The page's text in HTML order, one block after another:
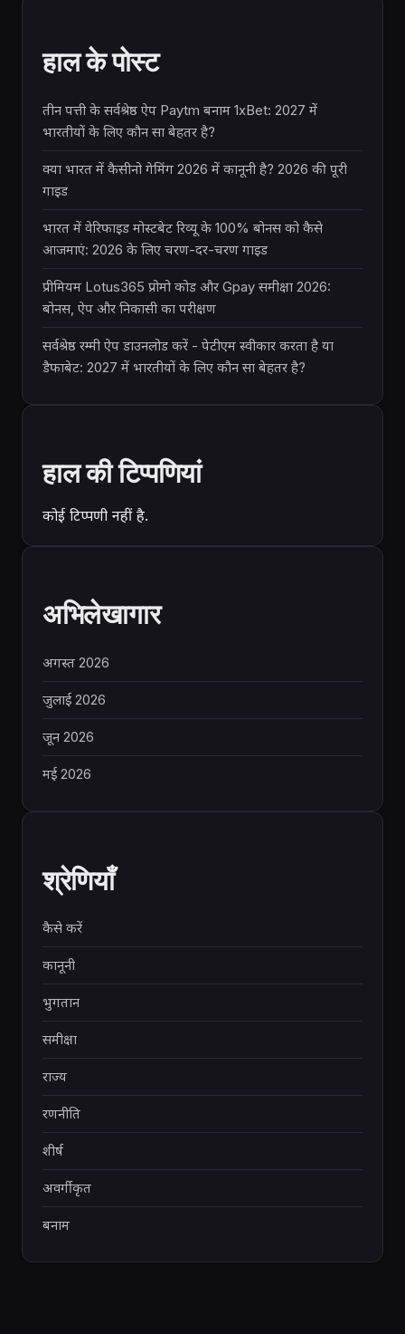
हाल के पोस्ट
तीन पत्ती के सर्वश्रेष्ठ ऐप Paytm बनाम 1xBet: 2027 में
भारतीयों के लिए कौन सा बेहतर है?
क्या भारत में कैसीनो गेमिंग 2026 में कानूनी है? 2026 की पूरी
गाइड
भारत में वेरिफाइड मोस्टबेट रिव्यू के 100% बोनस को कैसे
आजमाएं: 2026 के लिए चरण-दर-चरण गाइड
प्रीमियम Lotus365 प्रोमो कोड और Gpay समीक्षा 2026:
बोनस, ऐप और निकासी का परीक्षण
सर्वश्रेष्ठ रम्मी ऐप डाउनलोड करें - पेटीएम स्वीकार करता है या
डैफाबेट: 2027 में भारतीयों के लिए कौन सा बेहतर है?
हाल की टिप्पणियां
कोई टिप्पणी नहीं है.
अभिलेखागार
अगस्त 2026
जुलाई 2026
जून 2026
मई 2026
श्रेणियाँ
कैसे करें
कानूनी
भुगतान
समीक्षा
राज्य
रणनीति
शीर्ष
अवर्गीकृत
बनाम